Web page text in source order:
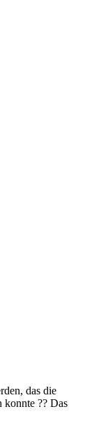
das die
konnte ?? Das